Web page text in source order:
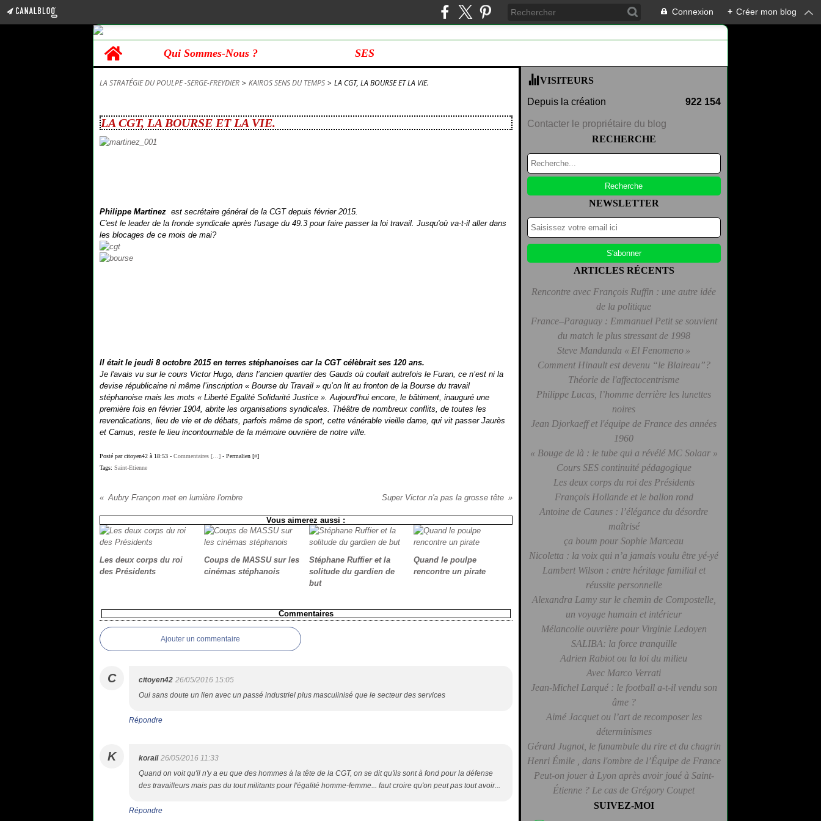
Connexion + Créer mon blog
Home
Qui Sommes-Nous ? SES
LA STRATÉGIE DU POULPE -SERGE-FREYDIER > KAIROS SENS DU TEMPS > LA CGT, LA BOURSE ET LA VIE.
LA CGT, LA BOURSE ET LA VIE.
Philippe Martinez est secrétaire général de la CGT depuis février 2015.
C'est le leader de la fronde syndicale après l'usage du 49.3 pour faire passer la loi travail. Jusqu'où va-t-il aller dans
les blocages de ce mois de mai?
Il était le jeudi 8 octobre 2015 en terres stéphanoises car la CGT célèbrait ses 120 ans.
Je l'avais vu sur le cours Victor Hugo, dans l’ancien quartier des Gauds où coulait autrefois le Furan, ce n’est ni la
devise républicaine ni même l’inscription « Bourse du Travail » qu’on lit au fronton de la Bourse du travail
stéphanoise mais les mots « Liberté Egalité Solidarité Justice ». Aujourd’hui encore, le bâtiment, inauguré une
première fois en février 1904, abrite les organisations syndicales. Théâtre de nombreux conflits, de toutes les
revendications, lieu de vie et de débats, parfois même de sport, cette vénérable vieille dame, qui vit passer Jaurès
et Camus, reste le lieu incontournable de la mémoire ouvrière de notre ville.
Posté par citoyen42 à 18:53 - Commentaires [ ] - Permalien [#]
Tags: Saint-Etienne
Aubry Françon met en lumière l'ombre Super Victor n'a pas la grosse tête
Vous aimerez aussi :
Les deux corps du roi
des Présidents
Coups de MASSU sur les
cinémas stéphanois
Stéphane Ruffier et la
solitude du gardien de
but
Quand le poulpe
rencontre un pirate
Commentaires
Ajouter un commentaire
C citoyen42 26/05/2016 15:05
Oui sans doute un lien avec un passé industriel plus masculinisé que le secteur des services
Répondre
K korail 26/05/2016 11:33
Quand on voit qu'il n'y a eu que des hommes à la tête de la CGT, on se dit qu'ils sont à fond pour la défense
des travailleurs mais pas du tout militants pour l'égalité homme-femme... faut croire qu'on peut pas tout avoir...
Répondre
VISITEURS
Depuis la création 922 154
Contacter le propriétaire du blog
RECHERCHE
NEWSLETTER
ARTICLES RÉCENTS
Rencontre avec François Ruffin : une autre idée
de la politique
France–Paraguay : Emmanuel Petit se souvient
du match le plus stressant de 1998
Steve Mandanda « El Fenomeno »
Comment Hinault est devenu “le Blaireau”?
Théorie de l'affectocentrisme
Philippe Lucas, l’homme derrière les lunettes
noires
Jean Djorkaeff et l'équipe de France des années
1960
« Bouge de là : le tube qui a révélé MC Solaar »
Cours SES continuité pédagogique
Les deux corps du roi des Présidents
François Hollande et le ballon rond
Antoine de Caunes : l’élégance du désordre
maîtrisé
ça boum pour Sophie Marceau
Nicoletta : la voix qui n’a jamais voulu être yé-yé
Lambert Wilson : entre héritage familial et
réussite personnelle
Alexandra Lamy sur le chemin de Compostelle,
un voyage humain et intérieur
Mélancolie ouvrière pour Virginie Ledoyen
SALIBA: la force tranquille
Adrien Rabiot ou la loi du milieu
Avec Marco Verrati
Jean-Michel Larqué : le football a-t-il vendu son
âme ?
Aimé Jacquet ou l’art de recomposer les
déterminismes
Gérard Jugnot, le funambule du rire et du chagrin
Henri Émile , dans l'ombre de l’Équipe de France
Peut-on jouer à Lyon après avoir joué à Saint-
Étienne ? Le cas de Grégory Coupet
SUIVEZ-MOI